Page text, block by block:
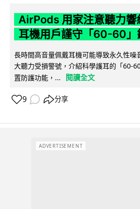
AirPods 用家注意聽力響
耳機用戶謹守「60-60」
長時間高音量佩戴耳機可能導致永久性噪
大聽力受損警號，介紹科學護耳的「60-
置防護功能，...
閱讀全文
9 分享
ADVERTISEMENT